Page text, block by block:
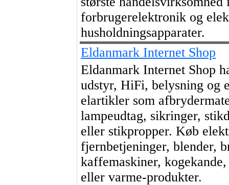
forbrugerelektronik og
husholdningsapparater.
Eldanmark Internet Shop
Eldanmark Internet Shop
udstyr, HiFi, belysning og
elartikler som
lampeudtag, sikringer,
eller stikpropper. Køb
fjernbetjeninger, blender,
kaffemaskiner,
eller varme-produkter.